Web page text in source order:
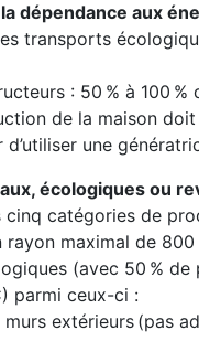
dépendance aux
transports
: 50 % à 100 %
de la maison
une
écologiques ou
cinq catégories de
rayon maximal de
(avec 50 %
parmi ceux-ci :
murs extérieurs (pas